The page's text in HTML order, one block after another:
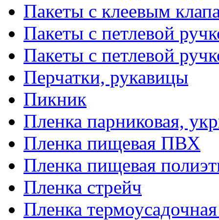
Пакеты с клеевым
Пакеты с петлевой
Пакеты с петлевой
Перчатки, рукавицы
Пикник
Пленка парниковая,
Пленка пищевая ПВХ
Пленка пищевая
Пленка стрейч
Пленка